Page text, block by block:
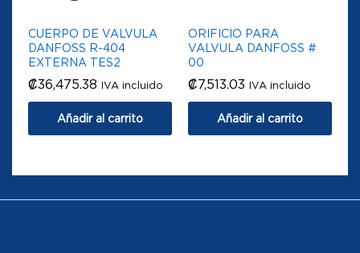
CUERPO DE VALVULA
DANFOSS R-404
EXTERNA TES2
₡36,475.38 IVA incluido
Añadir al carrito
ORIFICIO PARA
VALVULA DANFOSS #
00
₡7,513.03 IVA incluido
Añadir al carrito